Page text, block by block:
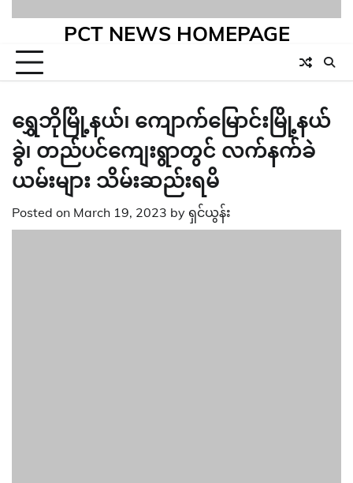
PCT NEWS HOMEPAGE
ရွှေဘိုမြို့နယ်၊ ကျောက်မြောင်းမြို့နယ်
ခွဲ၊ တည်ပင်ကျေးရွာတွင် လက်နက်ခဲ
ယမ်းများ သိမ်းဆည်းရမိ
Posted on March 19, 2023 by ရှင်ယွန်း